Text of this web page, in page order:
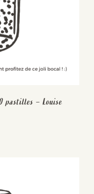
pastilles – Louise